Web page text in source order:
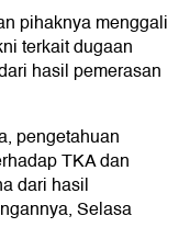
pihaknya menggali
terkait dugaan
hasil pemerasan
pengetahuan
TKA dan
dari hasil
Selasa